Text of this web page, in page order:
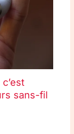
sans-fil